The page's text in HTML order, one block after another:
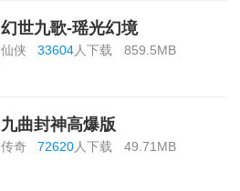
幻世九歌-瑶光幻境
仙侠 33604人下载 859.5MB
九曲封神高爆版
传奇 72620人下载 49.71MB